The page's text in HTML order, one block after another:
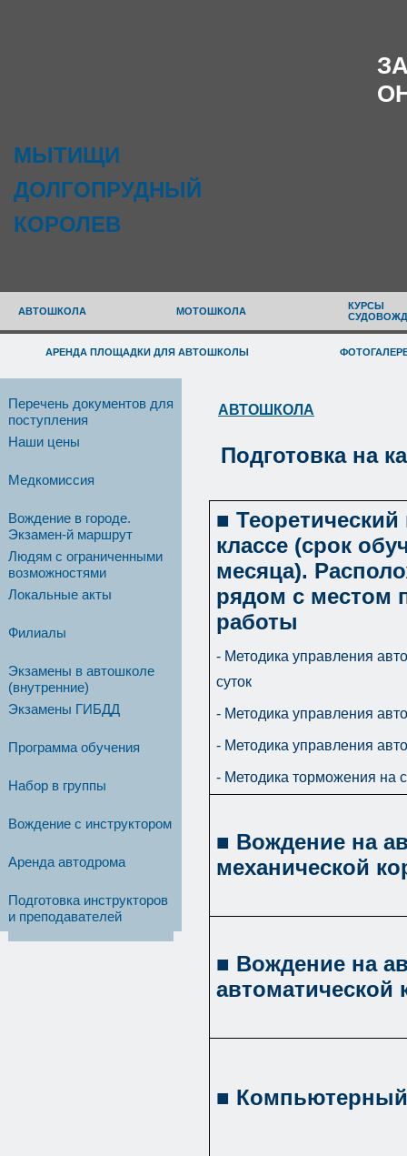
МЫТИЩИ
ДОЛГОПРУДНЫЙ
КОРОЛЕВ
АВТОШКОЛА МОТОШКОЛА
КУРСЫ
АРЕНДА ПЛОЩАДКИ ДЛЯ АВТОШКОЛЫ
Перечень документов для
поступления
Наши цены
Медкомиссия
Вождение в городе.
Экзамен-й маршрут
Людям с ограниченными
возможностями
Локальные акты
Филиалы
Экзамены в автошколе
(внутренние)
Экзамены ГИБДД
Программа обучения
Набор в группы
Вождение с инструктором
Аренда автодрома
Подготовка инструкторов
и преподавателей
АВТОШКОЛА
Подготовка на
■
классе (срок
месяца).
рядом с местом
работы
- Методика управления
суток
- Методика управления
- Методика управления
- Методика торможения на
■ Вождение на
механической
■ Вождение на
автоматической
■